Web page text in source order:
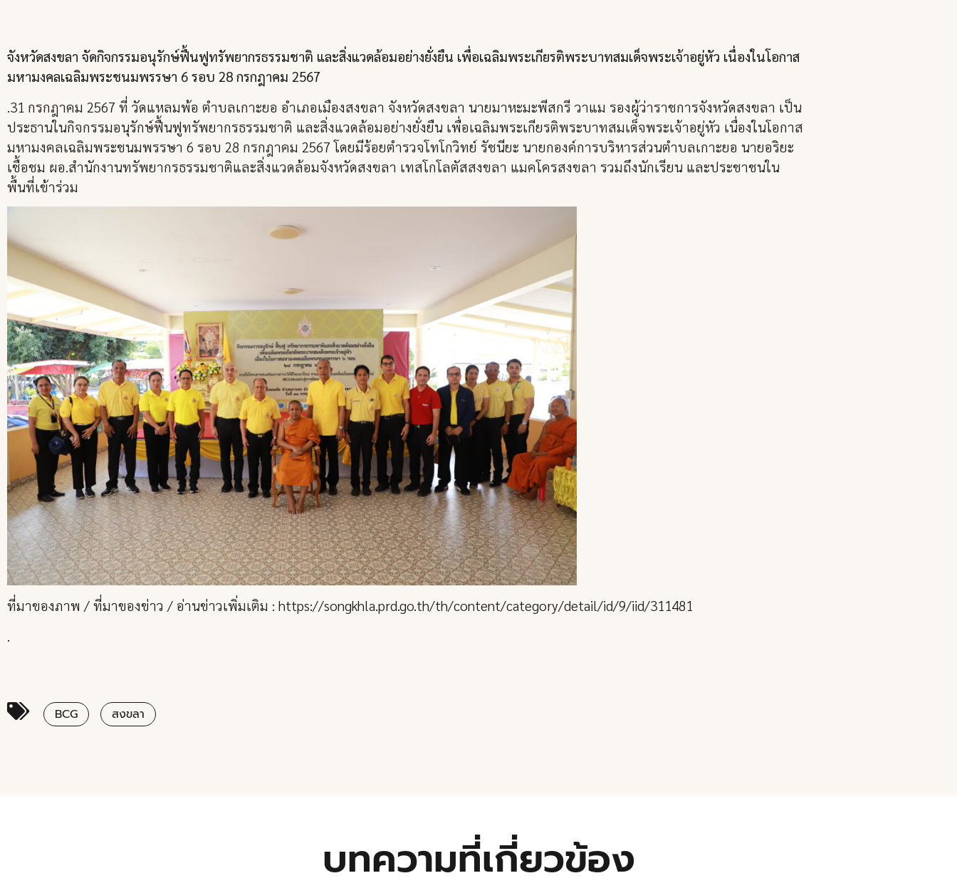
จังหวัดสงขลา จัดกิจกรรมอนุรักษ์ฟื้นฟูทรัพยากรธรรมชาติ และสิ่งแวดล้อมอย่างยั่งยืน เพื่อเฉลิมพระเกียรติพระบาทสมเด็จพระเจ้าอยู่หัว เนื่องในโอกาส
มหามงคลเฉลิมพระชนมพรรษา 6 รอบ 28 กรกฎาคม 2567
.31 กรกฎาคม 2567 ที่ วัดแหลมพ้อ ตำบลเกาะยอ อำเภอเมืองสงขลา จังหวัดสงขลา นายมาหะมะพีสกรี วาแม รองผู้ว่าราชการจังหวัดสงขลา เป็น
ประธานในกิจกรรมอนุรักษ์ฟื้นฟูทรัพยากรธรรมชาติ และสิ่งแวดล้อมอย่างยั่งยืน เพื่อเฉลิมพระเกียรติพระบาทสมเด็จพระเจ้าอยู่หัว เนื่องในโอกาส
มหามงคลเฉลิมพระชนมพรรษา 6 รอบ 28 กรกฎาคม 2567 โดยมีร้อยตำรวจโทโกวิทย์ รัชนียะ นายกองค์การบริหารส่วนตำบลเกาะยอ นายอริยะ
เชื้อชม ผอ.สำนักงานทรัพยากรธรรมชาติและสิ่งแวดล้อมจังหวัดสงขลา เทสโกโลตัสสงขลา แมคโครสงขลา รวมถึงนักเรียน และประชาชนใน
พื้นที่เข้าร่วม
ที่มาของภาพ / ที่มาของข่าว / อ่านข่าวเพิ่มเติม : https://songkhla.prd.go.th/th/content/category/detail/id/9/iid/311481
.
BCG สงขลา
บทความที่เกี่ยวข้อง